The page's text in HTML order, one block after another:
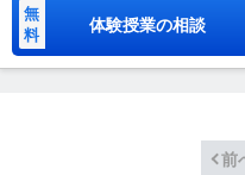
無
料
体験授業の相談
前